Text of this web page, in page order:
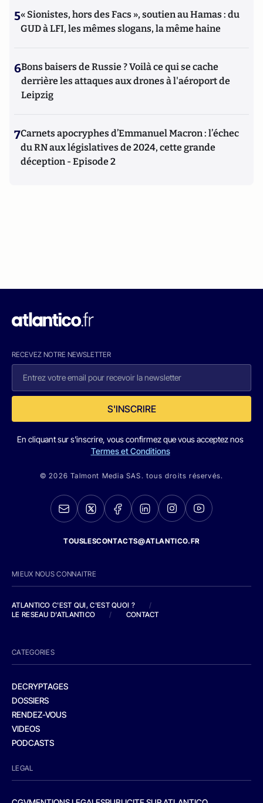
5« Sionistes, hors des Facs », soutien au Hamas : du
GUD à LFI, les mêmes slogans, la même haine
6Bons baisers de Russie ? Voilà ce qui se cache
derrière les attaques aux drones à l'aéroport de
Leipzig
7Carnets apocryphes d’Emmanuel Macron : l’échec
du RN aux législatives de 2024, cette grande
déception - Episode 2
RECEVEZ NOTRE NEWSLETTER
S'INSCRIRE
En cliquant sur s'inscrire, vous confirmez que vous acceptez nos
Termes et Conditions
© 2026 Talmont Media SAS. tous droits réservés.
TOUSLESCONTACTS@ATLANTICO.FR
MIEUX NOUS CONNAITRE
ATLANTICO C'EST QUI, C'EST QUOI ?
/
LE RESEAU D'ATLANTICO
/ CONTACT
CATEGORIES
DECRYPTAGES
DOSSIERS
RENDEZ-VOUS
VIDEOS
PODCASTS
LEGAL